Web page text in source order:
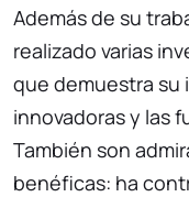
Además de su
realizado varias
que demuestra su
innovadoras y las
También son
benéficas: ha